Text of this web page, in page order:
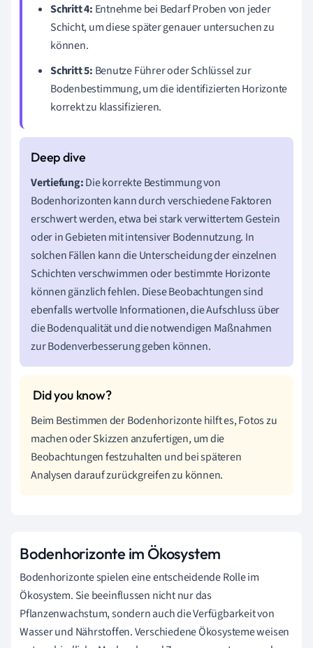
Schritt 4: Entnehme bei Bedarf Proben von jeder
Schicht, um diese später genauer untersuchen zu
können.
Schritt 5: Benutze Führer oder Schlüssel zur
Bodenbestimmung, um die identifizierten Horizonte
korrekt zu klassifizieren.
Vertiefung:Die korrekte Bestimmung von
Bodenhorizonten kann durch verschiedene Faktoren
erschwert werden, etwa bei stark verwittertem Gestein
oder in Gebieten mit intensiver Bodennutzung. In
solchen Fällen kann die Unterscheidung der einzelnen
Schichten verschwimmen oder bestimmte Horizonte
können gänzlich fehlen. Diese Beobachtungen sind
ebenfalls wertvolle Informationen, die Aufschluss über
die Bodenqualität und die notwendigen Maßnahmen
zur Bodenverbesserung geben können.
Beim Bestimmen der Bodenhorizonte hilft es, Fotos zu
machen oder Skizzen anzufertigen, um die
Beobachtungen festzuhalten und bei späteren
Analysen darauf zurückgreifen zu können.
Bodenhorizonte im Ökosystem
Bodenhorizonte spielen eine entscheidende Rolle im
Ökosystem. Sie beeinflussen nicht nur das
Pflanzenwachstum, sondern auch die Verfügbarkeit von
Wasser und Nährstoffen. Verschiedene Ökosysteme weisen